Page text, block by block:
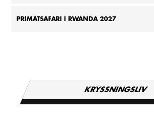
PRIMATSAFARI I RWANDA 2027
KRYSSNINGSLIV